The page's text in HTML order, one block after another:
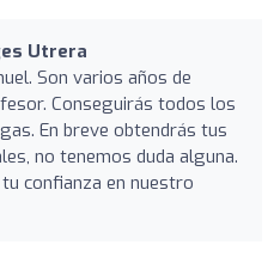
Utrera
Son varios años de
Conseguirás todos los
En breve obtendrás tus
no tenemos duda alguna.
confianza en nuestro